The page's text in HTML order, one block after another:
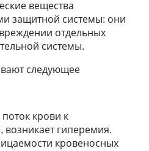
вещества
защитной системы: они
отдельных
системы.
следующее
поток крови к
возникает гиперемия.
кровеносных